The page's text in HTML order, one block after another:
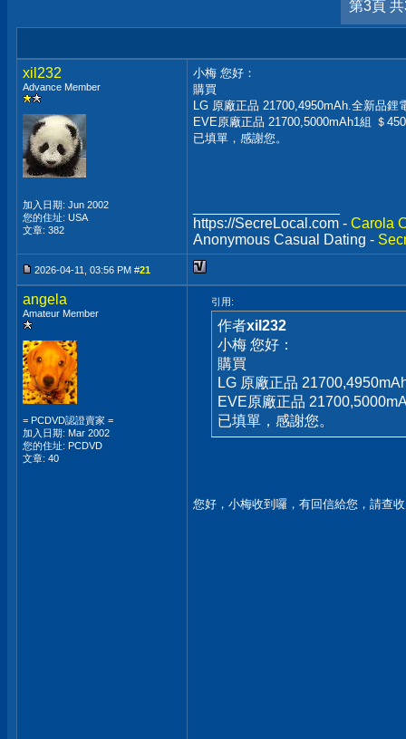
第3頁
xil232
Advance Member
加入日期: Jun 2002
您的住址: USA
文章: 382
小梅 您好：
購買
LG 原廠正品 21700,4950mAh.全新品鋰
EVE原廠正品 21700,5000mAh1組 ＄450
已填單，感謝您。
https://SecreLocal.com - Carola
Anonymous Casual Dating -
2026-04-11, 03:56 PM #21
angela
Amateur Member
= PCDVD認證賣家 =
加入日期: Mar 2002
您的住址: PCDVD
文章: 40
引用:
作者xil232
小梅 您好：
購買
LG 原廠正品
EVE原廠正品
已填單，感謝您。
您好，小梅收到囉，有回信給您，請查